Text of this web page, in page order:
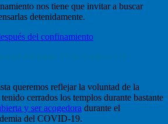
nos tiene que invitar a buscar
detenidamente.
queremos reflejar la voluntad de la
cerrados los templos durante bastante
y ser acogedora durante el
del COVID-19.